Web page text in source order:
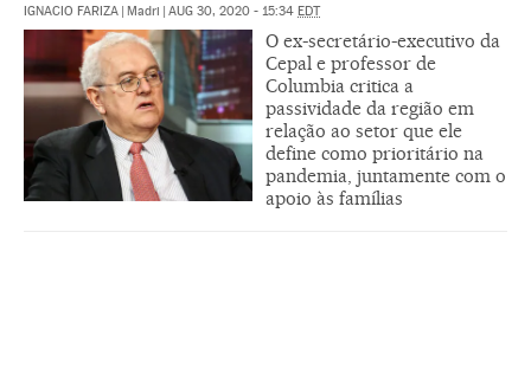
IGNACIO FARIZA | Madri | AUG 30, 2020 - 15:34 EDT
O ex-secretário-executivo da
Cepal e professor de
Columbia critica a
passividade da região em
relação ao setor que ele
define como prioritário na
pandemia, juntamente com o
apoio às famílias